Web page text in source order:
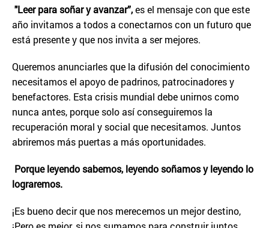
"Leer para soñar y avanzar”,es el mensaje con que este
año invitamos a todos a conectarnos con un futuro que
está presente y que nos invita a ser mejores.
Queremos anunciarles que la difusión del conocimiento
necesitamos el apoyo de padrinos, patrocinadores y
benefactores. Esta crisis mundial debe unirnos como
nunca antes, porque solo así conseguiremos la
recuperación moral y social que necesitamos. Juntos
abriremos más puertas a más oportunidades.
Porque leyendo sabemos, leyendo soñamos y leyendo lo
lograremos.
¡Es bueno decir que nos merecemos un mejor destino,